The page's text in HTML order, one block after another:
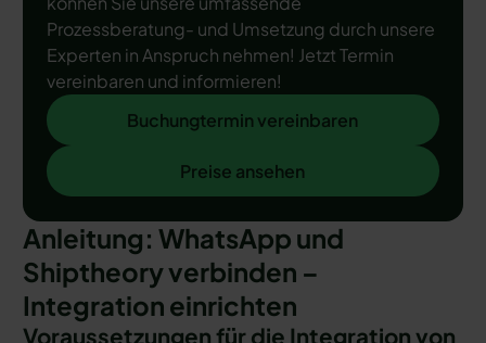
Prozessberatung- und Umsetzung durch unsere
Experten in Anspruch nehmen! Jetzt Termin
vereinbaren und informieren!
Buchungtermin vereinbaren
Buchungtermin vereinbaren
Preise ansehen
Preise ansehen
Anleitung: WhatsApp und
Shiptheory verbinden –
Integration einrichten
Voraussetzungen für die Integration von